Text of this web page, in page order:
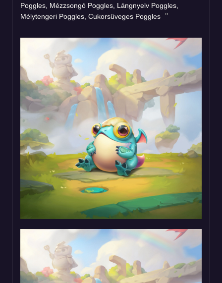
Poggles, Mézzsongó Poggles, Lángnyelv Poggles,
Mélytengeri Poggles, Cukorsüveges Poggles